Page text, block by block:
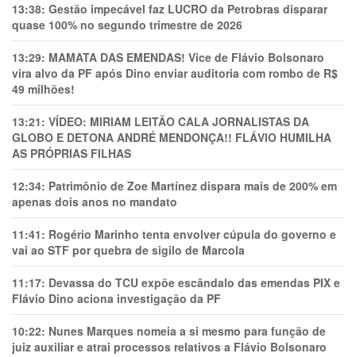
13:38: Gestão impecável faz LUCRO da Petrobras disparar
quase 100% no segundo trimestre de 2026
13:29: MAMATA DAS EMENDAS! Vice de Flávio Bolsonaro
vira alvo da PF após Dino enviar auditoria com rombo de R$
49 milhões!
13:21: VÍDEO: MIRIAM LEITÃO CALA JORNALISTAS DA
GLOBO E DETONA ANDRÉ MENDONÇA!! FLÁVIO HUMILHA
AS PRÓPRIAS FILHAS
12:34: Patrimônio de Zoe Martínez dispara mais de 200% em
apenas dois anos no mandato
11:41: Rogério Marinho tenta envolver cúpula do governo e
vai ao STF por quebra de sigilo de Marcola
11:17: Devassa do TCU expõe escândalo das emendas PIX e
Flávio Dino aciona investigação da PF
10:22: Nunes Marques nomeia a si mesmo para função de
juiz auxiliar e atrai processos relativos a Flávio Bolsonaro